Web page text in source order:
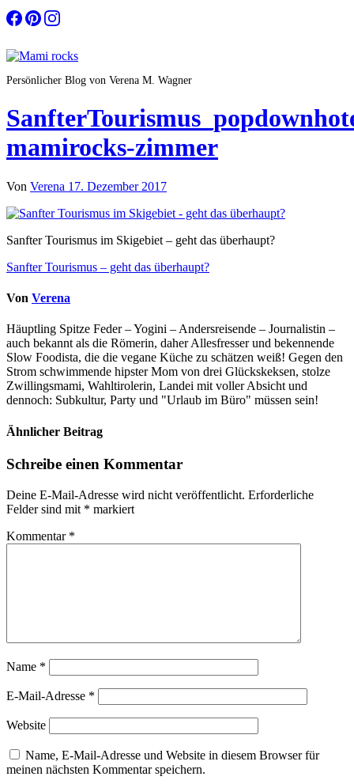
Zum
Inhalt
Persönlicher Blog von Verena M. Wagner
mamirocks-zimmer
Von Verena 17. Dezember 2017
Sanfter Tourismus im Skigebiet – geht das überhaupt?
Beitragsnavigation
Sanfter Tourismus – geht das überhaupt?
Von Verena
Häuptling Spitze Feder – Yogini – Andersreisende – Journalistin –
auch bekannt als die Römerin, daher Allesfresser und bekennende
Slow Foodista, die die vegane Küche zu schätzen weiß! Gegen den
Strom schwimmende hipster Mom von drei Glückskeksen, stolze
Zwillingsmami, Wahltirolerin, Landei mit voller Absicht und
dennoch: Subkultur, Party und "Urlaub im Büro" müssen sein!
Ähnlicher Beitrag
Schreibe einen Kommentar
Deine E-Mail-Adresse wird nicht veröffentlicht. Erforderliche
Felder sind mit * markiert
Kommentar *
Name *
E-Mail-Adresse *
Website
Name, E-Mail-Adresse und Website in diesem Browser für
meinen nächsten Kommentar speichern.